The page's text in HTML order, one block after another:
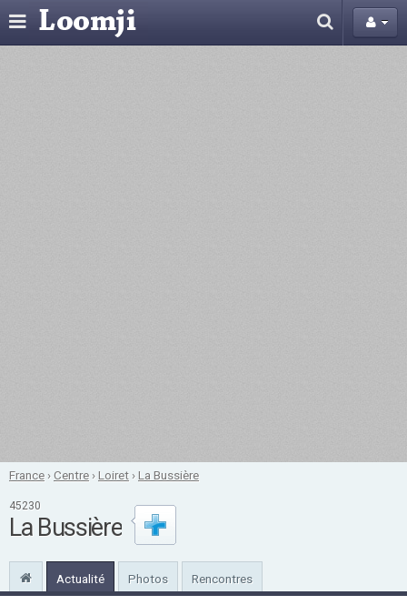
France ›Centre ›Loiret ›La Bussière
45230
La Bussière
Actualité Photos Rencontres